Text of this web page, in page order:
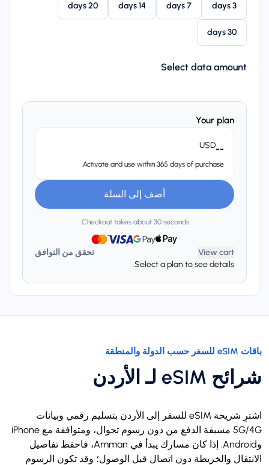
3 days
7 days
14 days
20 days
30 days
Select data amount
Your plan
--
USD
Activate and use within 365 days of purchase.
أضف إلى السلة
Checkout takes about 30 seconds.
View cart
تحقق من التوافق
Select a plan to see details.
باقات eSIM للسفر حسب الدولة والمنطقة
شرائح eSIM لـ الأردن
اشترِ شريحة eSIM للسفر إلى الأردن بتسليم رقمي وبيانات
5G/4G مسبقة الدفع من دون رسوم تجوال، ومتوافقة مع iPhone
وAndroid. إذا كان مسارك يبدأ في Amman، فاحفظ تفاصيل
الانتقال والخريطة دون اتصال قبل الوصول؛ وقد تكون الرسوم